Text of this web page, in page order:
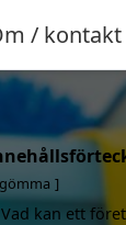
/ kontakt
gömma
Vad kan ett